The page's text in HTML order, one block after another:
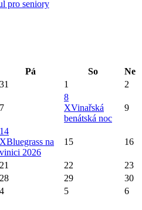
Pá So
Ne
31 1 2
7
8
XVinařská
benátská noc
9
14
XBluegrass na
vinici 2026
15 16
21 22
23
28 29
30
4 5 6